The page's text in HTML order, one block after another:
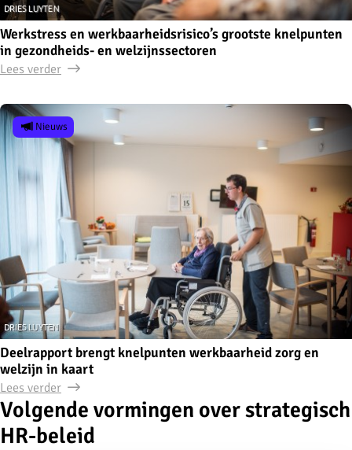
Werkstress en werkbaarheidsrisico’s grootste knelpunten
in gezondheids- en welzijnssectoren
Lees verder
Deelrapport brengt knelpunten werkbaarheid zorg en
welzijn in kaart
Nieuws
Lees verder
Volgende vormingen over strategisch
HR-beleid